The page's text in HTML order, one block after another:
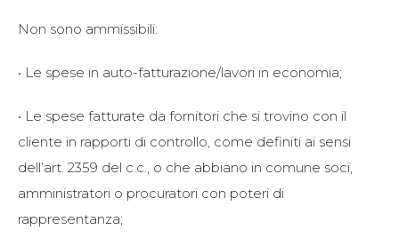
Non sono ammissibili:
• Le spese in auto-fatturazione/lavori in economia;
• Le spese fatturate da fornitori che si trovino con il
cliente in rapporti di controllo, come definiti ai sensi
dell’art. 2359 del c.c., o che abbiano in comune soci,
amministratori o procuratori con poteri di
rappresentanza;